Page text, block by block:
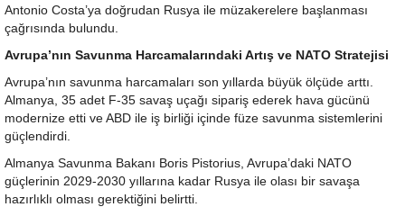
Antonio Costa’ya doğrudan Rusya ile müzakerelere başlanması
çağrısında bulundu.
Avrupa’nın Savunma Harcamalarındaki Artış ve NATO Stratejisi
Avrupa’nın savunma harcamaları son yıllarda büyük ölçüde arttı.
Almanya, 35 adet F-35 savaş uçağı sipariş ederek hava gücünü
modernize etti ve ABD ile iş birliği içinde füze savunma sistemlerini
güçlendirdi.
Almanya Savunma Bakanı Boris Pistorius, Avrupa’daki NATO
güçlerinin 2029-2030 yıllarına kadar Rusya ile olası bir savaşa
hazırlıklı olması gerektiğini belirtti.